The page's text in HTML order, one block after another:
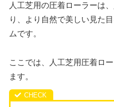
人工芝用の圧着ローラーは
り、より自然で美しい見た
ムです。
ここでは、人工芝用圧着ロ
ます。